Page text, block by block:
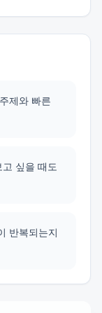
제와 빠른
싶을 때도
반복되는지